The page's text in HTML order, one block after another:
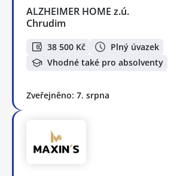
ALZHEIMER HOME z.ú.
Chrudim
38 500 Kč
Plný úvazek
Vhodné také pro absolventy
Zveřejněno: 7. srpna